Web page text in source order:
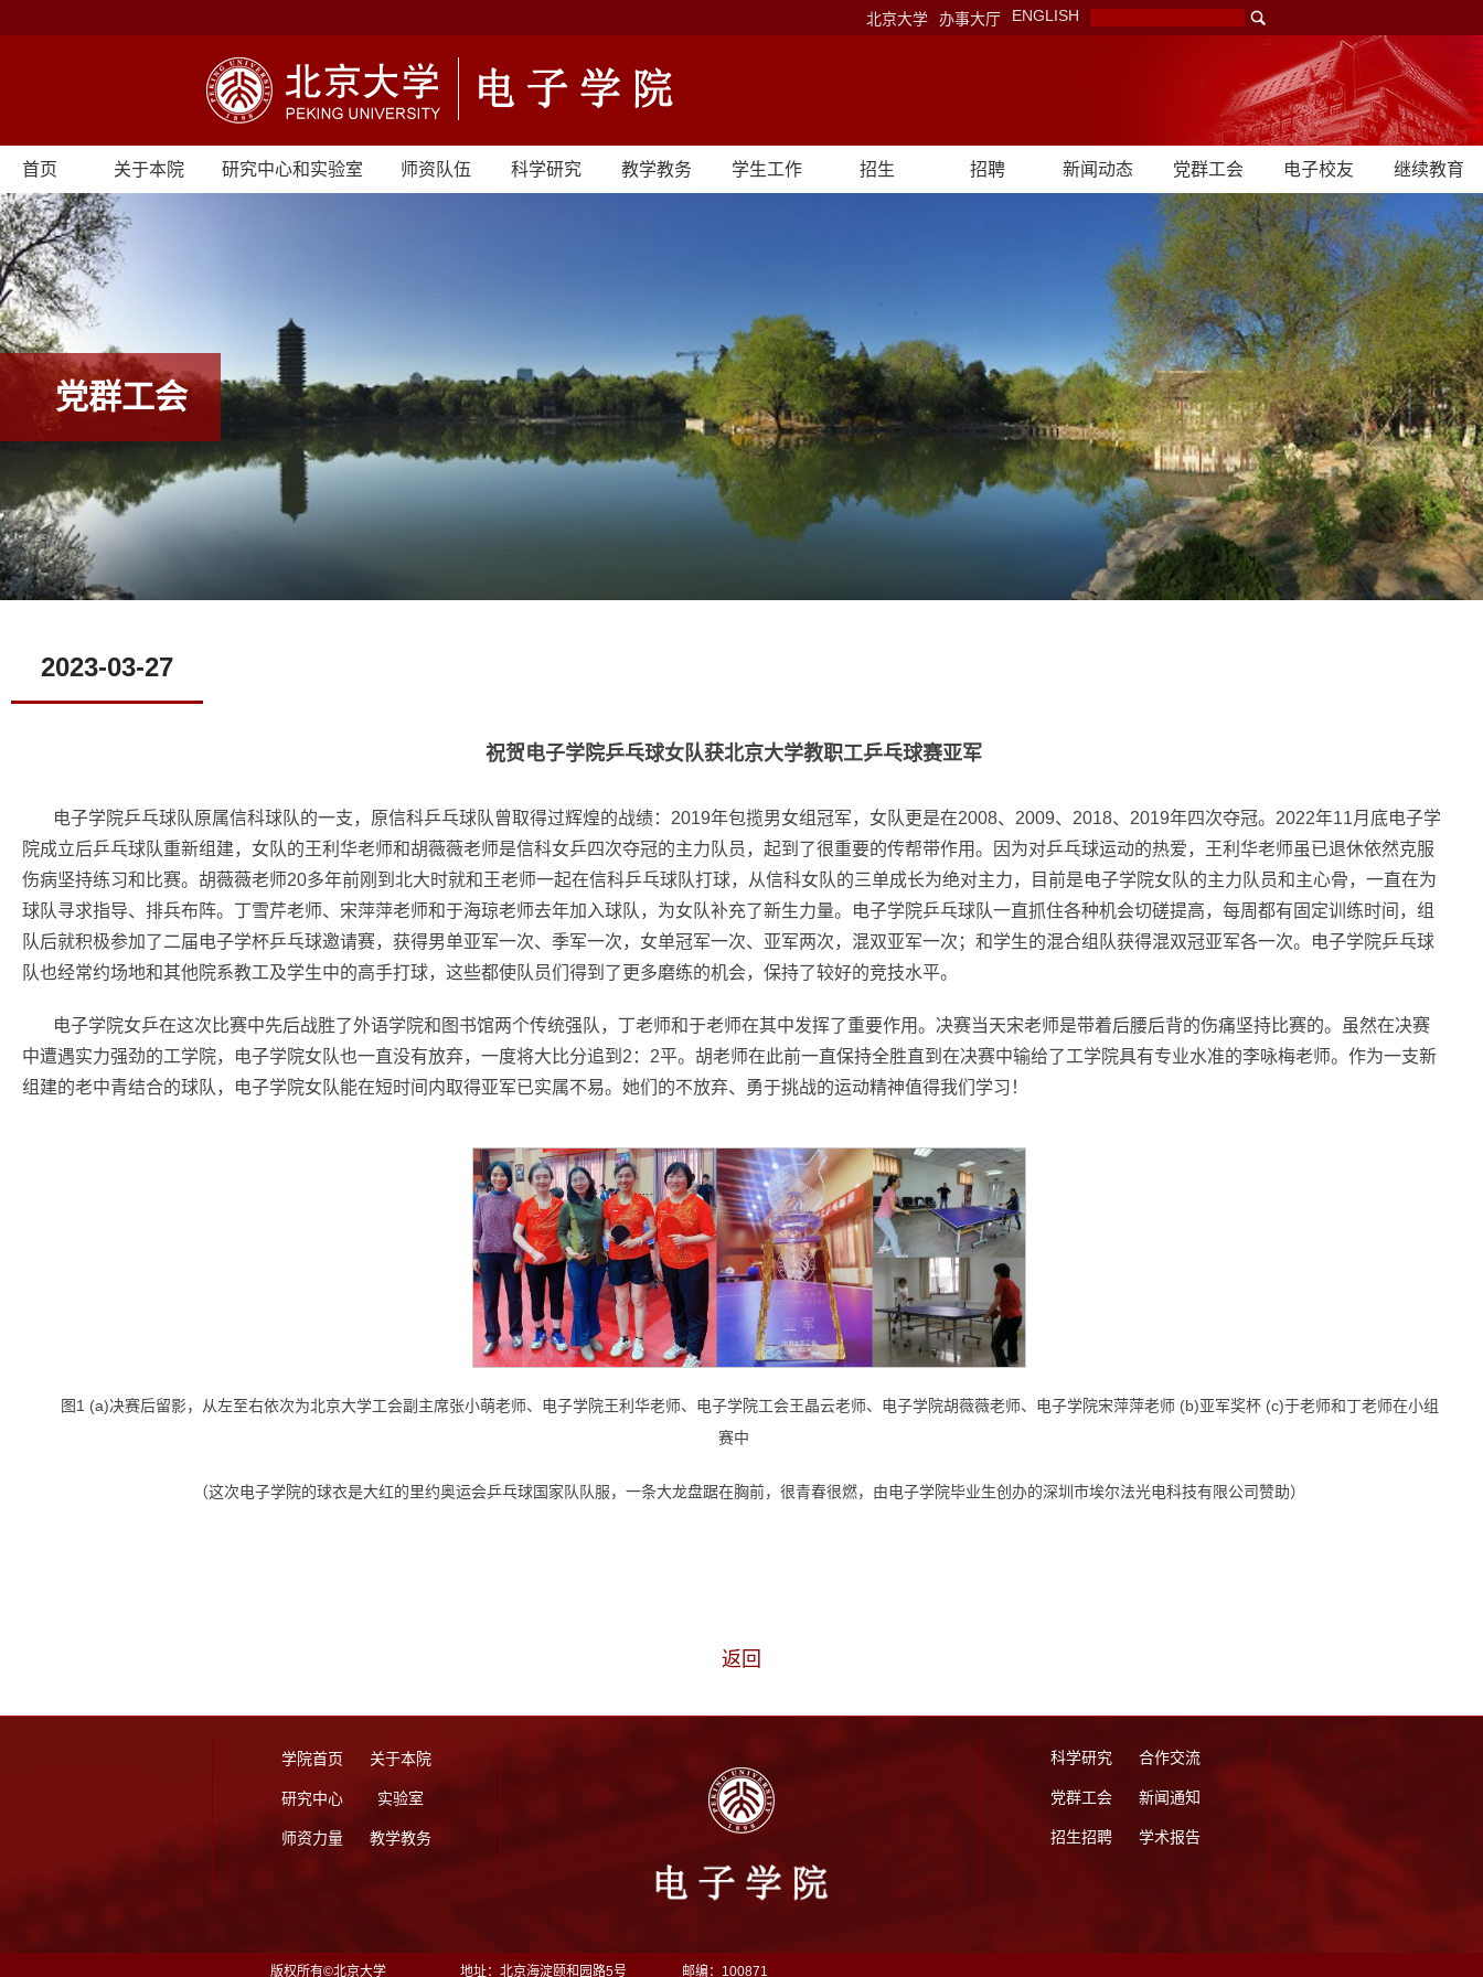
北京大学 办事大厅 ENGLISH
首页 关于本院 研究中心和实验室 师资队伍 科学研究 教学教务 学生工作 招生 招聘 新闻动态 党群工会 电子校友 继续教育
党群工会
2023-03-27
祝贺电子学院乒乓球女队获北京大学教职工乒乓球赛亚军
电子学院乒乓球队原属信科球队的一支，原信科乒乓球队曾取得过辉煌的战绩：2019年包揽男女组冠军，女队更是在2008、2009、2018、2019年四次夺冠。2022年11月底电子学
院成立后乒乓球队重新组建，女队的王利华老师和胡薇薇老师是信科女乒四次夺冠的主力队员，起到了很重要的传帮带作用。因为对乒乓球运动的热爱，王利华老师虽已退休依然克服
伤病坚持练习和比赛。胡薇薇老师20多年前刚到北大时就和王老师一起在信科乒乓球队打球，从信科女队的三单成长为绝对主力，目前是电子学院女队的主力队员和主心骨，一直在为
球队寻求指导、排兵布阵。丁雪芹老师、宋萍萍老师和于海琼老师去年加入球队，为女队补充了新生力量。电子学院乒乓球队一直抓住各种机会切磋提高，每周都有固定训练时间，组
队后就积极参加了二届电子学杯乒乓球邀请赛，获得男单亚军一次、季军一次，女单冠军一次、亚军两次，混双亚军一次；和学生的混合组队获得混双冠亚军各一次。电子学院乒乓球
队也经常约场地和其他院系教工及学生中的高手打球，这些都使队员们得到了更多磨练的机会，保持了较好的竞技水平。
电子学院女乒在这次比赛中先后战胜了外语学院和图书馆两个传统强队，丁老师和于老师在其中发挥了重要作用。决赛当天宋老师是带着后腰后背的伤痛坚持比赛的。虽然在决赛
中遭遇实力强劲的工学院，电子学院女队也一直没有放弃，一度将大比分追到2：2平。胡老师在此前一直保持全胜直到在决赛中输给了工学院具有专业水准的李咏梅老师。作为一支新
组建的老中青结合的球队，电子学院女队能在短时间内取得亚军已实属不易。她们的不放弃、勇于挑战的运动精神值得我们学习！
图 1 (a)决赛后留影，从左至右依次为北京大学工会副主席张小萌老师、电子学院王利华老师、电子学院工会王晶云老师、电子学院胡薇薇老师、电子学院宋萍萍老师 (b)亚军奖杯 (c)于老师和丁老师在小组
赛中
（这次电子学院的球衣是大红的里约奥运会乒乓球国家队队服，一条大龙盘踞在胸前，很青春很燃，由电子学院毕业生创办的深圳市埃尔法光电科技有限公司赞助）
返回
学院首页 关于本院
研究中心 实验室
师资力量 教学教务
科学研究 合作交流
党群工会 新闻通知
招生招聘 学术报告
版权所有©北京大学 地址：北京海淀颐和园路5号 邮编：100871